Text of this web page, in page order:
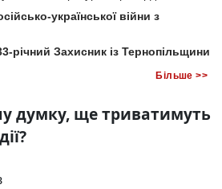
української війни з
річний Захисник із Тернопільщини
Більше >>
думку, ще триватимуть